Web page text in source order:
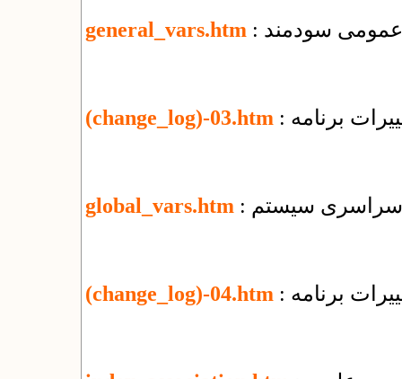
general_vars.htm عمومی سودمند
(change_log)-03.htm برنامه
global_vars.htm سراسری سیستم
(change_log)-04.htm برنامه